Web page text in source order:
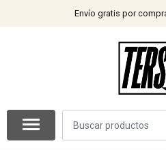
Envío gratis por